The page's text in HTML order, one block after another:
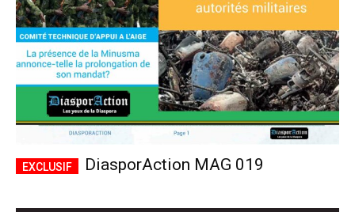
DiasporAction MAG 019